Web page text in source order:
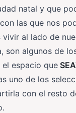
natal y que
con las que nos
vivir al lado de
son algunos de
espacio que
uno de los
con el resto